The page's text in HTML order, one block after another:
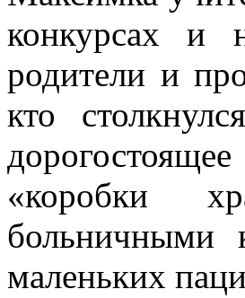
конкурсах и
родители и
кто
«коробки
больничными
маленьких